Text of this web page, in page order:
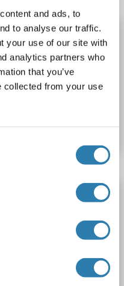
and ads, to
to analyse our traffic.
your use of our site with
analytics partners who
that you’ve
collected from your use
FACS, IF
Hôte: Lapin
Détails